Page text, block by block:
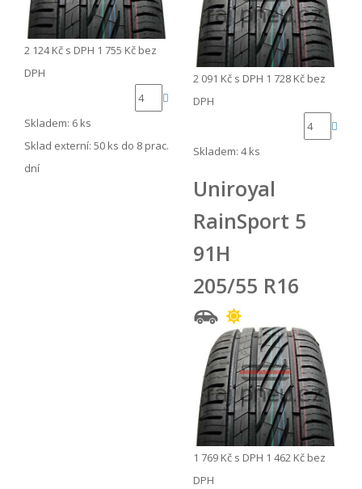
2 124 Kč s DPH 1 755 Kč bez
DPH
Skladem: 6 ks
Sklad externí: 50 ks do 8 prac.
dní
2 091 Kč s DPH 1 728 Kč bez
DPH
Skladem: 4 ks
Uniroyal
RainSport 5
91H
205/55 R16
1 769 Kč s DPH 1 462 Kč bez
DPH